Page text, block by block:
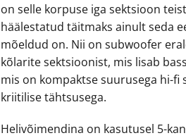
on selle korpuse iga sektsioon
häälestatud täitmaks ainult seda
mõeldud on. Nii on subwoofer
kõlarite sektsioonist, mis lisab
mis on kompaktse suurusega hi-fi
kriitilise tähtsusega.
Helivõimendina on kasutusel 5-